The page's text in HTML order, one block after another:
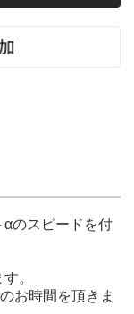
αのスピードを付
。
のお時間を頂きま